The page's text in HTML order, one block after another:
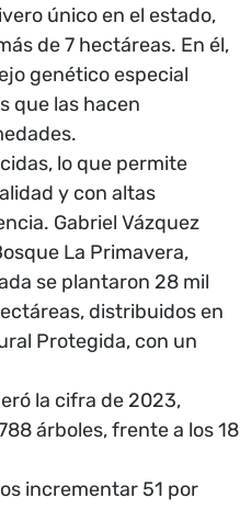
único en el estado,
de 7 hectáreas. En él,
genético especial
que las hacen
lo que permite
y con altas
Gabriel Vázquez
La Primavera,
se plantaron 28 mil
distribuidos en
Protegida, con un
la cifra de 2023,
árboles, frente a los 18
incrementar 51 por